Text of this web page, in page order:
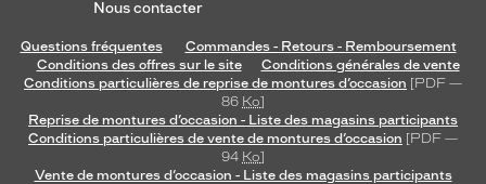
Nous contacter
Questions fréquentes
Commandes - Retours - Remboursement
Conditions des offres sur le site
Conditions générales de vente
Conditions particulières de reprise de montures d’occasion [PDF —
86 Ko]
Reprise de montures d’occasion - Liste des magasins participants
Conditions particulières de vente de montures d’occasion [PDF —
94 Ko]
Vente de montures d’occasion - Liste des magasins participants